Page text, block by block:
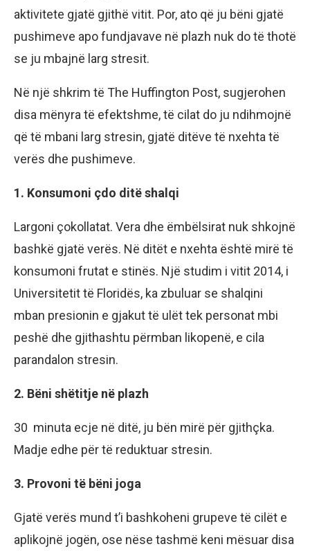
aktivitete gjatë gjithë vitit. Por, ato që ju bëni gjatë
pushimeve apo fundjavave në plazh nuk do të thotë
se ju mbajnë larg stresit.
Në një shkrim të The Huffington Post, sugjerohen
disa mënyra të efektshme, të cilat do ju ndihmojnë
që të mbani larg stresin, gjatë ditëve të nxehta të
verës dhe pushimeve.
1. Konsumoni çdo ditë shalqi
Largoni çokollatat. Vera dhe ëmbëlsirat nuk shkojnë
bashkë gjatë verës. Në ditët e nxehta është mirë të
konsumoni frutat e stinës. Një studim i vitit 2014, i
Universitetit të Floridës, ka zbuluar se shalqini
mban presionin e gjakut të ulët tek personat mbi
peshë dhe gjithashtu përmban likopenë, e cila
parandalon stresin.
2. Bëni shëtitje në plazh
30 minuta ecje në ditë, ju bën mirë për gjithçka.
Madje edhe për të reduktuar stresin.
3. Provoni të bëni joga
Gjatë verës mund t’i bashkoheni grupeve të cilët e
aplikojnë jogën, ose nëse tashmë keni mësuar disa